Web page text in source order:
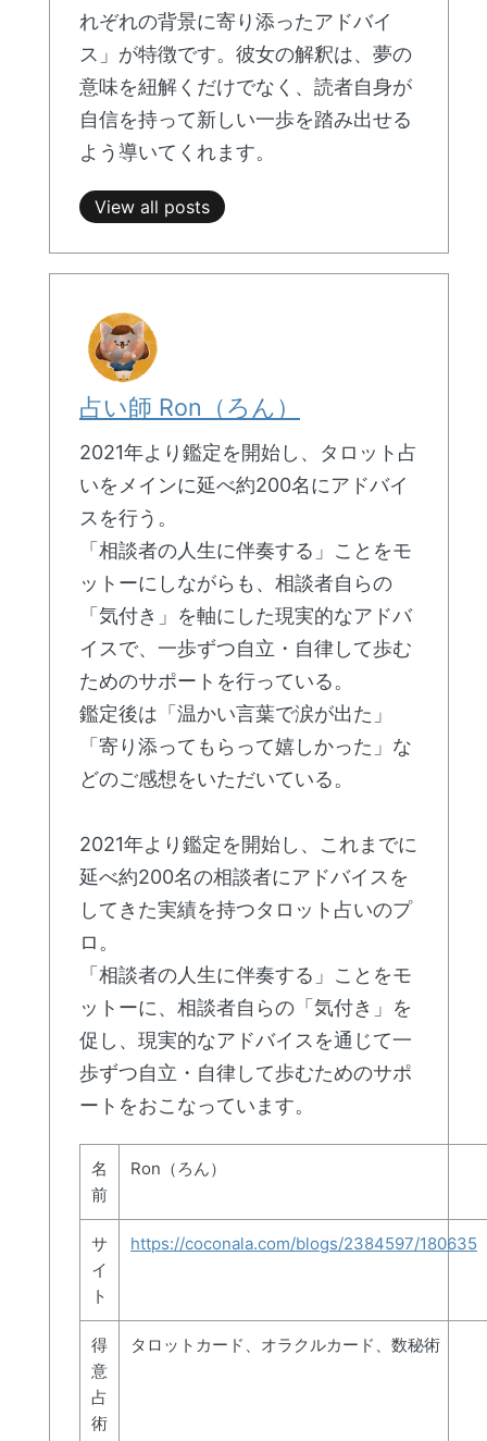
れぞれの背景に寄り添ったアドバイ
ス」が特徴です。彼女の解釈は、夢の
意味を紐解くだけでなく、読者自身が
自信を持って新しい一歩を踏み出せる
よう導いてくれます。
View all posts
占い師 Ron（ろん）
2021年より鑑定を開始し、タロット占
いをメインに延べ約200名にアドバイ
スを行う。
「相談者の人生に伴奏する」ことをモ
ットーにしながらも、相談者自らの
「気付き」を軸にした現実的なアドバ
イスで、一歩ずつ自立・自律して歩む
ためのサポートを行っている。
鑑定後は「温かい言葉で涙が出た」
「寄り添ってもらって嬉しかった」な
どのご感想をいただいている。
2021年より鑑定を開始し、これまでに
延べ約200名の相談者にアドバイスを
してきた実績を持つタロット占いのプ
ロ。
「相談者の人生に伴奏する」ことをモ
ットーに、相談者自らの「気付き」を
促し、現実的なアドバイスを通じて一
歩ずつ自立・自律して歩むためのサポ
ートをおこなっています。
名
前
Ron（ろん）
サ
イ
ト
https://coconala.com/blogs/2384597/180635
得
意
占
術
タロットカード、オラクルカード、数秘術